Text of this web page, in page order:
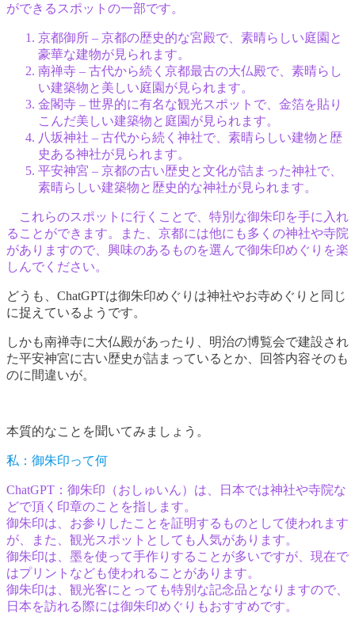
ができるスポットの一部です。
京都御所 – 京都の歴史的な宮殿で、素晴らしい庭園と
豪華な建物が見られます。
南禅寺 – 古代から続く京都最古の大仏殿で、素晴らし
い建築物と美しい庭園が見られます。
金閣寺 – 世界的に有名な観光スポットで、金箔を貼り
こんだ美しい建築物と庭園が見られます。
八坂神社 – 古代から続く神社で、素晴らしい建物と歴
史ある神社が見られます。
平安神宮 – 京都の古い歴史と文化が詰まった神社で、
素晴らしい建築物と歴史的な神社が見られます。
これらのスポットに行くことで、特別な御朱印を手に入れ
ることができます。また、京都には他にも多くの神社や寺院
がありますので、興味のあるものを選んで御朱印めぐりを楽
しんでください。
どうも、ChatGPTは御朱印めぐりは神社やお寺めぐりと同じ
に捉えているようです。
しかも南禅寺に大仏殿があったり、明治の博覧会で建設され
た平安神宮に古い歴史が詰まっているとか、回答内容そのも
のに間違いが。
本質的なことを聞いてみましょう。
私：御朱印って何
ChatGPT：御朱印（おしゅいん）は、日本では神社や寺院な
どで頂く印章のことを指します。
御朱印は、お参りしたことを証明するものとして使われます
が、また、観光スポットとしても人気があります。
御朱印は、墨を使って手作りすることが多いですが、現在で
はプリントなども使われることがあります。
御朱印は、観光客にとっても特別な記念品となりますので、
日本を訪れる際には御朱印めぐりもおすすめです。